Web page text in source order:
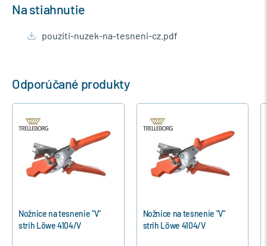
Na stiahnutie
pouziti-nuzek-na-tesneni-cz.pdf
Odporúčané produkty
Nožnice na tesnenie "V"
strih Löwe 4104/V
Nožnice na tesnenie "V"
strih Löwe 4104/V